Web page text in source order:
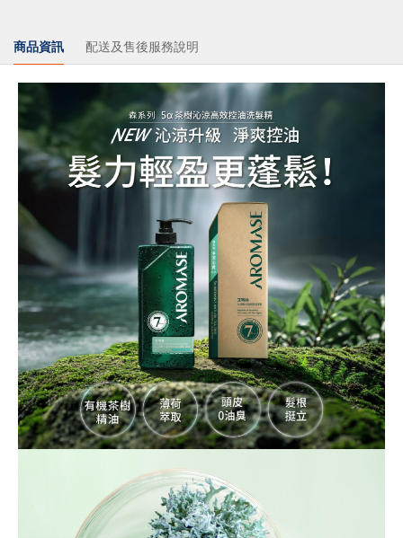
商品資訊 配送及售後服務說明